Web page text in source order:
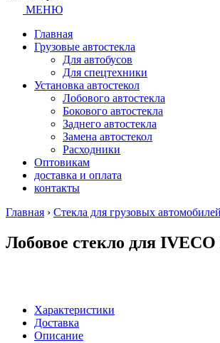
МЕНЮ
Главная
Грузовые автостекла
Для автобусов
Для спецтехники
Установка автостекол
Лобового автостекла
Бокового автостекла
Заднего автостекла
Замена автостекол
Расходники
Оптовикам
доставка и оплата
контакты
Главная › Стекла для грузовых автомобилей
Лобовое стекло для
Характеристики
Доставка
Описание